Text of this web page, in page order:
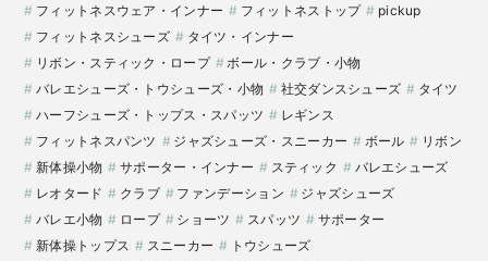
フィットネスウェア・インナー フィットネストップ
pickup
フィットネスシューズ
タイツ・インナー
リボン・スティック・ロープ
ボール・クラブ・小物
バレエシューズ・トウシューズ・小物
社交ダンスシューズ
タイツ
ハーフシューズ・トップス・スパッツ
レギンス
フィットネスパンツ
ジャズシューズ・スニーカー ボール
リボン
新体操小物
サポーター・インナー スティック
バレエシューズ
レオタード
クラブ ファンデーション
ジャズシューズ
バレエ小物
ロープ ショーツ スパッツ
サポーター
新体操トップス
スニーカー
トウシューズ